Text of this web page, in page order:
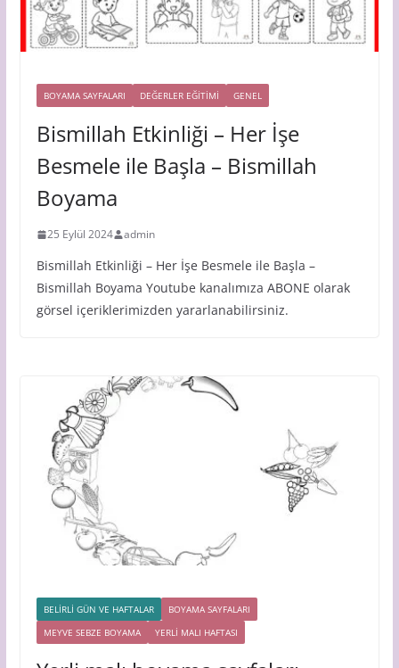
BOYAMA SAYFALARI DEĞERLER EĞİTİMİ GENEL
Bismillah Etkinliği – Her İşe
Besmele ile Başla – Bismillah
Boyama
25 Eylül 2024 admin
Bismillah Etkinliği – Her İşe Besmele ile Başla –
Bismillah Boyama Youtube kanalımıza ABONE olarak
görsel içeriklerimizden yararlanabilirsiniz.
BELİRLİ GÜN VE HAFTALAR
BOYAMA SAYFALARI
MEYVE SEBZE BOYAMA
YERLİ MALI HAFTASI